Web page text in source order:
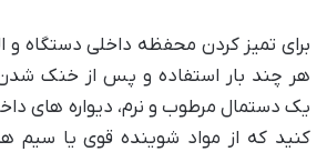
برای تمیز کردن محفظه داخلی دستگاه و
هر چند بار استفاده و پس از خنک شدن
یک دستمال مرطوب و نرم، دیواره های
کنید که از مواد شوینده قوی یا سیم